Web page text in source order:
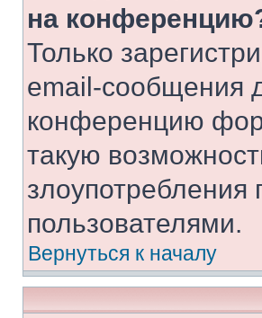
на
Только
email-сообщения
конференцию
такую
пользователями.
Вернуться к началу